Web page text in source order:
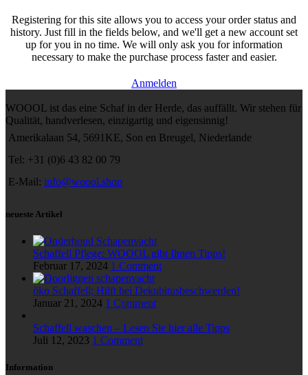
Registering for this site allows you to access your order status and
history. Just fill in the fields below, and we'll get a new account set
up for you in no time. We will only ask you for information
necessary to make the purchase process faster and easier.
Anmelden
WOOOL ist das eine Schaf in der Herde, das auffällt. Wir stehen für
Qualität, handverlesen, einzigartig und eigensinnig!
Amerikalaan 54, 5691KE, Son en Breugel, Niederlande
Tel: +31 (0)6 43 82 00 79
E-Mail: info@woool.shop
neueste Artikel
Schaffell Pflege: WOOOL gibt Ihnen Tipps!
Februar 17, 2024 1 Comment
öko Schaffell; Hilft bei Dekubitusbeschwerden!
Januar 21, 2024 1 Comment
Schaffell waschen – Lesen Sie hier alle Tipps
Juli 12, 2023 1 Comment
Information